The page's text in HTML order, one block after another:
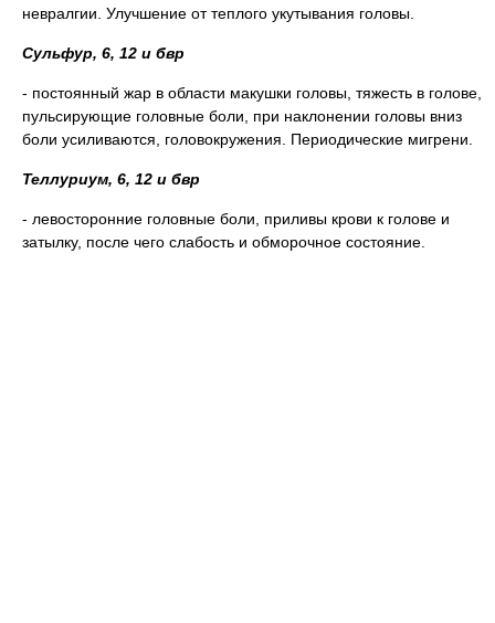
невралгии. Улучшение от теплого укутывания головы.
Сульфур, 6, 12 и бвр
- постоянный жар в области макушки головы, тяжесть в голове,
пульсирующие головные боли, при наклонении головы вниз
боли усиливаются, головокружения. Периодические мигрени.
Теллуриум, 6, 12 и бвр
- левосторонние головные боли, приливы крови к голове и
затылку, после чего слабость и обморочное состояние.